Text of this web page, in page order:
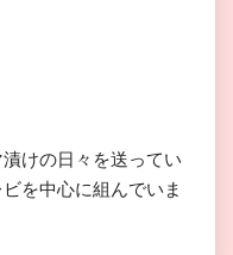
けの日々を送ってい
を中心に組んでいま